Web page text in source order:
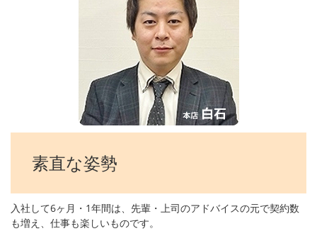
素直な姿勢
入社して6ヶ月・1年間は、先輩・上司のアドバイスの元で契約数
も増え、仕事も楽しいものです。